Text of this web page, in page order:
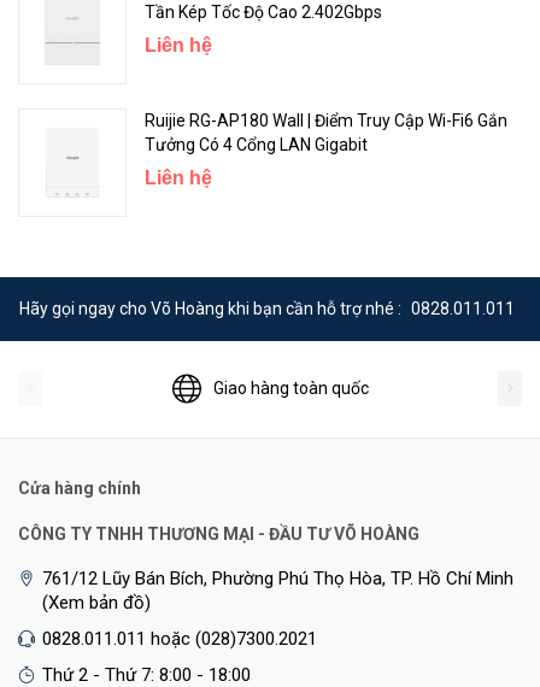
Tần Kép Tốc Độ Cao 2.402Gbps
Liên hệ
Ruijie RG-AP180 Wall | Điểm Truy Cập Wi-Fi6 Gắn
Tưởng Có 4 Cổng LAN Gigabit
Liên hệ
Hãy gọi ngay cho Võ Hoàng khi bạn cần hỗ trợ nhé : 0828.011.011
Giao hàng toàn quốc
Cửa hàng chính
CÔNG TY TNHH THƯƠNG MẠI - ĐẦU TƯ VÕ HOÀNG
761/12 Lũy Bán Bích, Phường Phú Thọ Hòa, TP. Hồ Chí Minh
(Xem bản đồ)
0828.011.011 hoặc (028)7300.2021
Thứ 2 - Thứ 7: 8:00 - 18:00